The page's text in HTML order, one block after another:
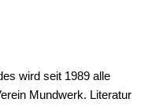
wird seit 1989 alle
Mundwerk. Literatur